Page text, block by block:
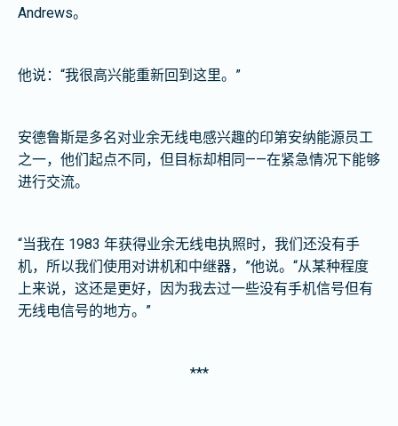
Andrews。
他说：“我很高兴能重新回到这里。”
安德鲁斯是多名对业余无线电感兴趣的印第安纳能源员工
之一，他们起点不同，但目标却相同——在紧急情况下能够
进行交流。
“当我在 1983 年获得业余无线电执照时，我们还没有手
机，所以我们使用对讲机和中继器，”他说。“从某种程度
上来说，这还是更好，因为我去过一些没有手机信号但有
无线电信号的地方。”
***